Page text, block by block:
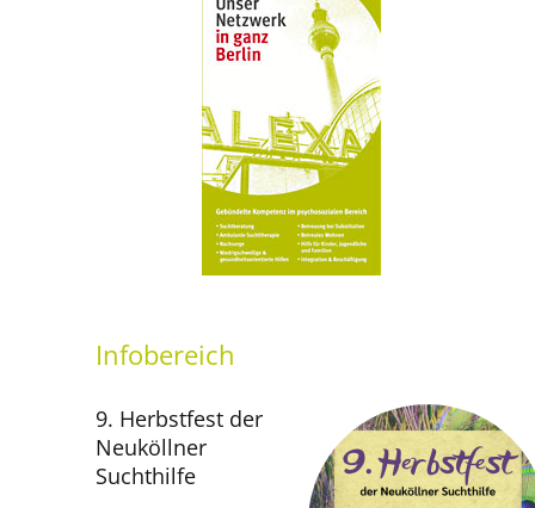
Infobereich
9. Herbstfest der
Neuköllner
Suchthilfe